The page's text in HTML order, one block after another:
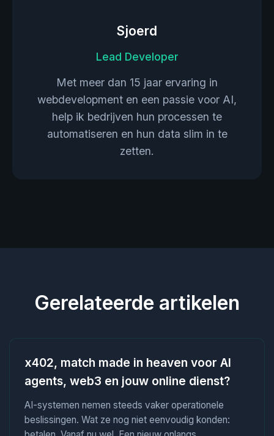
Sjoerd
Lead Developer
Met meer dan 15 jaar ervaring in
webdevelopment en een passie voor AI,
help ik bedrijven hun processen te
automatiseren en hun data slim in te
zetten.
Gerelateerde artikelen
x402, match made in heaven voor AI
agents, web3 en jouw online dienst?
AI-systemen nemen steeds vaker operationele
beslissingen. Wat ze nog niet eenvoudig konden: